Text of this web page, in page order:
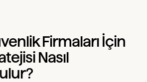
Firmaları İçin
Nasıl